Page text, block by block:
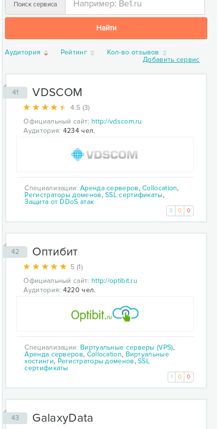
Поиск сервиса
Найти
Аудитория Рейтинг
Кол-во отзывов
Добавить сервис
41 VDSCOM
4.5 (3)
Официальный сайт: http://vdscom.ru
Аудитория: 4234 чел.
Специализации: Аренда серверов,Collocation,
Регистраторы доменов,SSL сертификаты,
Защита от DDoS атак
3 0 0
42 Оптибит
5 (1)
Официальный сайт: http://optibit.ru
Аудитория: 4220 чел.
Специализации: Виртуальные серверы (VPS),
Аренда серверов, Collocation, Виртуальные
хостинги, Регистраторы доменов,SSL
сертификаты
1 0 0
43 GalaxyData